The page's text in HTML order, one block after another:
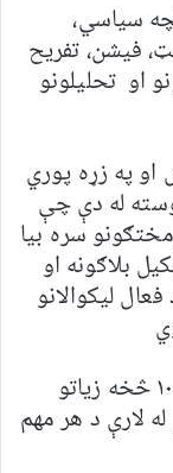
سیاسي،
فیشن، تفریح
او تحلیلونو
په زړه پوري
له دې چې
سره بیا
بلاګونه او
لیکوالانو
.افغان ناو په افغانستان او نړۍ کې له ۱۰۰ څخه زیاتو
لارې د هر مهم